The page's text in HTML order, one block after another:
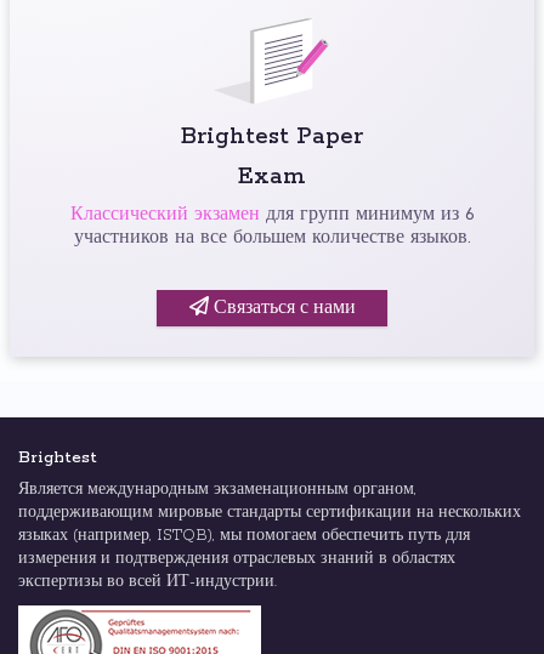
Brightest Paper
Exam
Классический экзамен для групп минимум из 6
участников на все большем количестве языков.
Связаться с нами
Brightest
Является международным экзаменационным органом,
поддерживающим мировые стандарты сертификации на нескольких
языках (например, ISTQB), мы помогаем обеспечить путь для
измерения и подтверждения отраслевых знаний в областях
экспертизы во всей ИТ-индустрии.